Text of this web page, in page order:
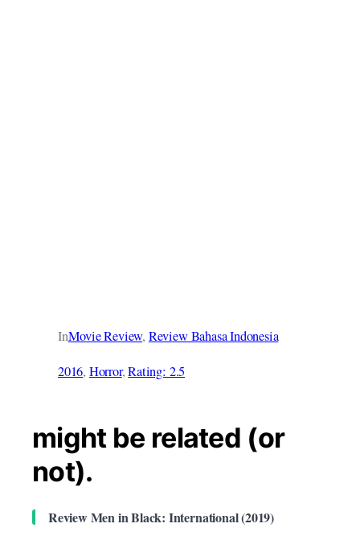
InMovie Review, Review Bahasa Indonesia
2016, Horror, Rating: 2.5
might be related (or
not).
Review Men in Black: International (2019)